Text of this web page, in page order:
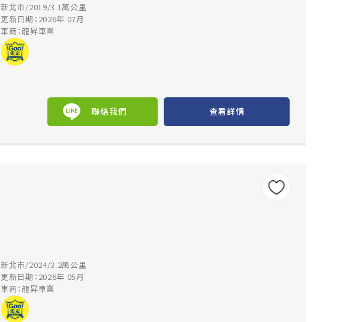
新北市/2019/3.1萬公里
更新日期：2026年 07月
車商：龍昇車業
聯絡我們 查看詳情
新北市/2024/3.2萬公里
更新日期：2026年 05月
車商：龍昇車業